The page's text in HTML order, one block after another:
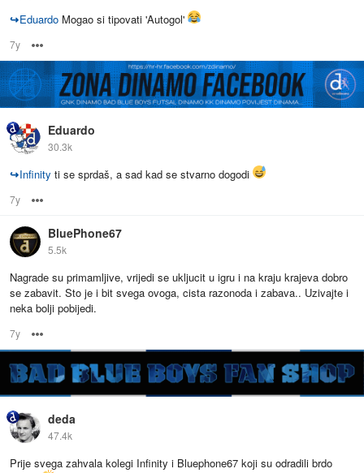
↪Eduardo Mogao si tipovati 'Autogol'
7y
Eduardo
30.3k
↪Infinity ti se sprdaš, a sad kad se stvarno dogodi
7y
BluePhone67
5.5k
Nagrade su primamljive, vrijedi se ukljucit u igru i na kraju krajeva dobro
se zabavit. Sto je i bit svega ovoga, cista razonoda i zabava.. Uzivajte i
neka bolji pobijedi.
7y
deda
47.4k
Prije svega zahvala kolegi Infinity i Bluephone67 koji su odradili brdo